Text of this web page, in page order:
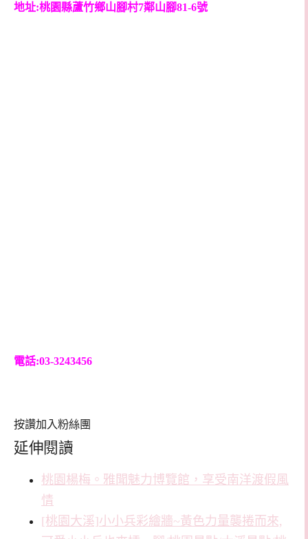
地址:桃園縣蘆竹鄉山腳村7鄰山腳81-6號
電話:03-3243456
按讚加入粉絲團
延伸閱讀
桃園楊梅。雅聞魅力博覽館，享受南洋渡假風
情
[桃園大溪]小小兵彩繪牆~黃色力量襲捲而來,